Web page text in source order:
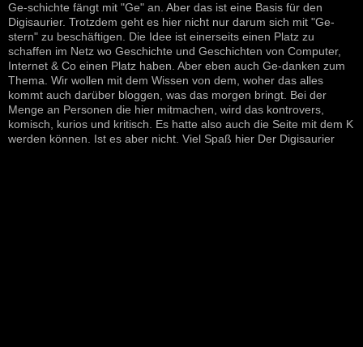
Ge-schichte fängt mit "Ge" an. Aber das ist eine Basis für den
Digisaurier. Trotzdem geht es hier nicht nur darum sich mit "Ge-
stern" zu beschäftigen. Die Idee ist einerseits einen Platz zu
schaffen im Netz wo Geschichte und Geschichten von Computer,
Internet & Co einen Platz haben. Aber eben auch Ge-danken zum
Thema. Wir wollen mit dem Wissen von dem, woher das alles
kommt auch darüber bloggen, was das morgen bringt. Bei der
Menge an Personen die hier mitmachen, wird das kontrovers,
komisch, kurios und kritisch. Es hatte also auch die Seite mit dem K
werden können. Ist es aber nicht. Viel Spaß hier Der Digisaurier